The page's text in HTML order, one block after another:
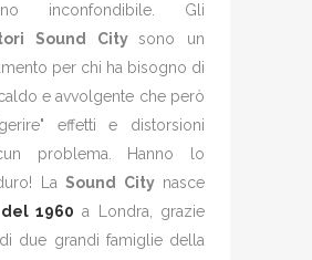
inconfondibile. Gli
Sound Citysono un
per chi ha bisogno di
e avvolgente che però
effetti e distorsioni
problema. Hanno lo
LaSound Citynasce
1960 a Londra, grazie
due grandi famiglie della